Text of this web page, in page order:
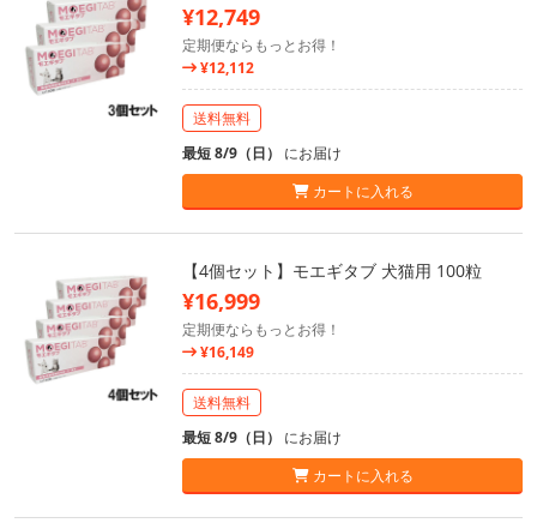
¥12,749
定期便ならもっとお得！
¥12,112
送料無料
最短 8/9（日） にお届け
カートに入れる
【4個セット】モエギタブ 犬猫用 100粒
¥16,999
定期便ならもっとお得！
¥16,149
送料無料
最短 8/9（日） にお届け
カートに入れる